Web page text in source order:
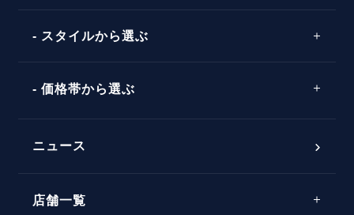
言葉
コンビネーション
ソリテール
ラインメレ
スタイルから選ぶ
シンプル
モード
エレガント
価格帯から選ぶ
30万円台～
ニュース
店舗一覧